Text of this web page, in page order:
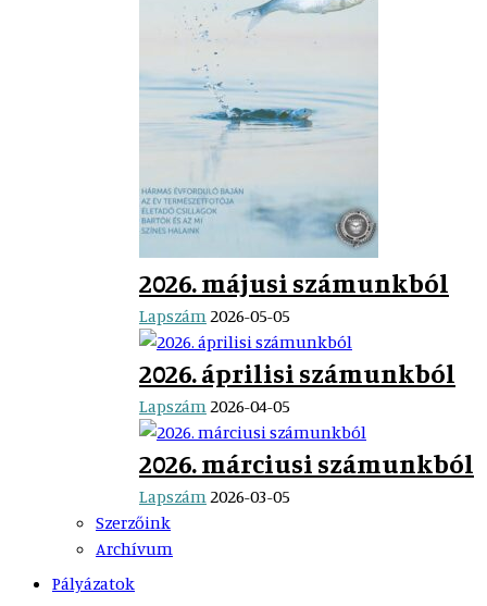
2026. májusi számunkból
Lapszám2026-05-05
2026. áprilisi számunkból
Lapszám2026-04-05
2026. márciusi számunkból
Lapszám2026-03-05
Szerzőink
Archívum
Pályázatok